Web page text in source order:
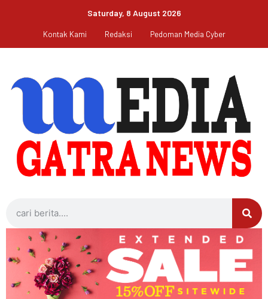
Saturday, 8 August 2026
Kontak Kami Redaksi Pedoman Media Cyber